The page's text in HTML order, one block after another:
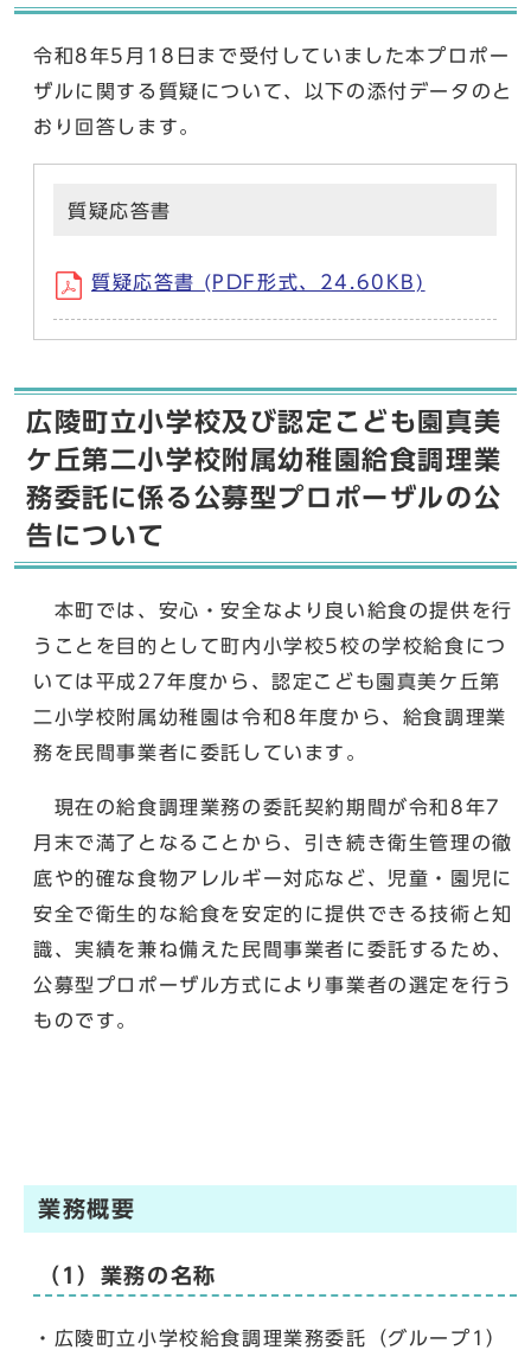
令和8年5月18日まで受付していました本プロポー
ザルに関する質疑について、以下の添付データのと
おり回答します。
質疑応答書
質疑応答書 (PDF形式、24.60KB)
広陵町立小学校及び認定こども園真美
ケ丘第二小学校附属幼稚園給食調理業
務委託に係る公募型プロポーザルの公
告について
本町では、安心・安全なより良い給食の提供を行
うことを目的として町内小学校5校の学校給食につ
いては平成27年度から、認定こども園真美ケ丘第
二小学校附属幼稚園は令和8年度から、給食調理業
務を民間事業者に委託しています。
現在の給食調理業務の委託契約期間が令和8年7
月末で満了となることから、引き続き衛生管理の徹
底や的確な食物アレルギー対応など、児童・園児に
安全で衛生的な給食を安定的に提供できる技術と知
識、実績を兼ね備えた民間事業者に委託するため、
公募型プロポーザル方式により事業者の選定を行う
ものです。
業務概要
（1）業務の名称
・広陵町立小学校給食調理業務委託（グループ1）